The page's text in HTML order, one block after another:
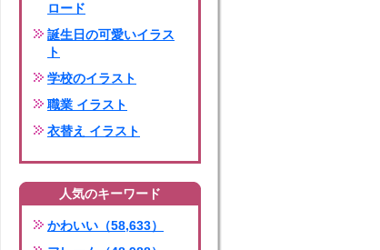
ロード
誕生日の可愛いイラス
ト
学校のイラスト
職業 イラスト
衣替え イラスト
人気のキーワード
かわいい（58,633）